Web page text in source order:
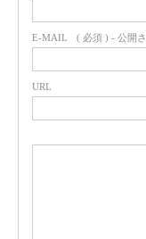
E-MAIL ( 必須 ) - 公開
URL